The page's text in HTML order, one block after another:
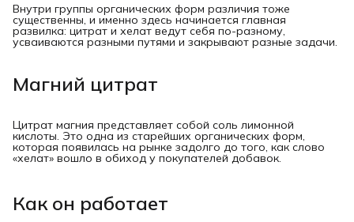
Внутри группы органических форм различия тоже
существенны, и именно здесь начинается главная
развилка: цитрат и хелат ведут себя по-разному,
усваиваются разными путями и закрывают разные задачи.
Магний цитрат
Цитрат магния представляет собой соль лимонной
кислоты. Это одна из старейших органических форм,
которая появилась на рынке задолго до того, как слово
«хелат» вошло в обиход у покупателей добавок.
Как он работает